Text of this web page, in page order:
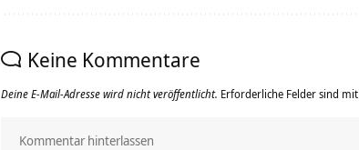
Keine Kommentare
Deine E-Mail-Adresse wird nicht veröffentlicht. Erforderliche Felder sind mit